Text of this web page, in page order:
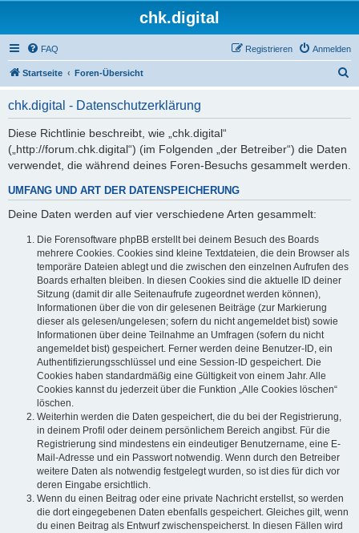
chk.digital
FAQ Anmelden
Registrieren
Startseite Foren-Übersicht
chk.digital - Datenschutzerklärung
Diese Richtlinie beschreibt, wie „chk.digital“
(„http://forum.chk.digital“) (im Folgenden „der Betreiber“) die Daten
verwendet, die während deines Foren-Besuchs gesammelt werden.
UMFANG UND ART DER DATENSPEICHERUNG
Deine Daten werden auf vier verschiedene Arten gesammelt:
Die Forensoftware phpBB erstellt bei deinem Besuch des Boards
mehrere Cookies. Cookies sind kleine Textdateien, die dein Browser als
temporäre Dateien ablegt und die zwischen den einzelnen Aufrufen des
Boards erhalten bleiben. In diesen Cookies sind die aktuelle ID deiner
Sitzung (damit dir alle Seitenaufrufe zugeordnet werden können),
Informationen über die von dir gelesenen Beiträge (zur Markierung
dieser als gelesen/ungelesen; sofern du nicht angemeldet bist) sowie
Informationen über deine Teilnahme an Umfragen (sofern du nicht
angemeldet bist) gespeichert. Ferner werden deine Benutzer-ID, ein
Authentifizierungsschlüssel und eine Session-ID gespeichert. Die
Cookies haben standardmäßig eine Gültigkeit von einem Jahr. Alle
Cookies kannst du jederzeit über die Funktion „Alle Cookies löschen“
löschen.
Weiterhin werden die Daten gespeichert, die du bei der Registrierung,
in deinem Profil oder deinem persönlichem Bereich angibst. Für die
Registrierung sind mindestens ein eindeutiger Benutzername, eine E-
Mail-Adresse und ein Passwort notwendig. Wenn durch den Betreiber
weitere Daten als notwendig festgelegt wurden, so ist dies für dich vor
deren Eingabe ersichtlich.
Wenn du einen Beitrag oder eine private Nachricht erstellst, so werden
die dort eingegebenen Daten ebenfalls gespeichert. Gleiches gilt, wenn
du einen Beitrag als Entwurf zwischenspeicherst. In diesen Fällen wird